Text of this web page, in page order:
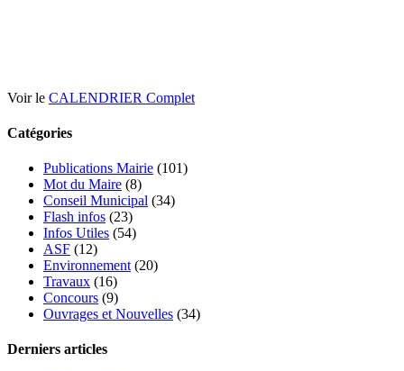
Voir le CALENDRIER Complet
Catégories
Publications Mairie (101)
Mot du Maire (8)
Conseil Municipal (34)
Flash infos (23)
Infos Utiles (54)
ASF (12)
Environnement (20)
Travaux (16)
Concours (9)
Ouvrages et Nouvelles (34)
Derniers articles